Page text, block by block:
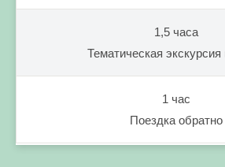
1,5 часа
Тематическая экскурсия
1 час
Поездка обратно